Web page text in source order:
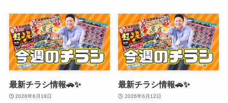
最新チラシ情報🚗✨
2026年6月18日
最新チラシ情報🚗✨
2026年6月12日